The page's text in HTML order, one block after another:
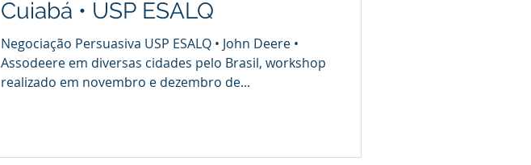
Cuiabá • USP ESALQ
Negociação Persuasiva USP ESALQ • John Deere •
Assodeere em diversas cidades pelo Brasil, workshop
realizado em novembro e dezembro de...